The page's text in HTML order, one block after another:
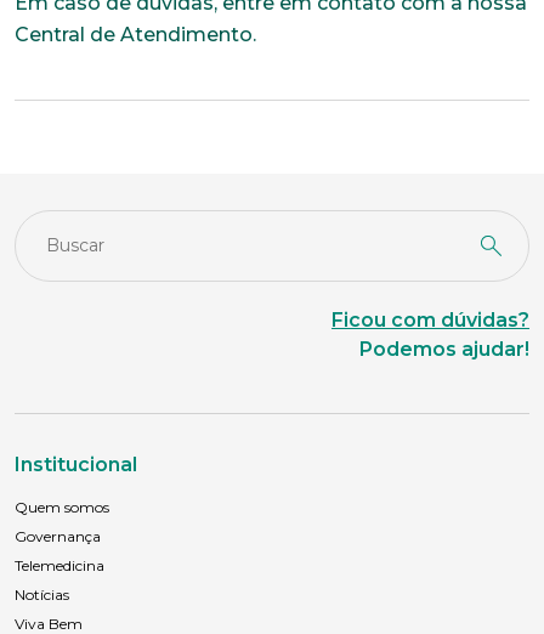
Central de Atendimento.
Ficou com dúvidas?
Podemos ajudar!
Institucional
Quem somos
Governança
Telemedicina
Notícias
Viva Bem
E-mail*
Endereço
Cidade
Naturalidade